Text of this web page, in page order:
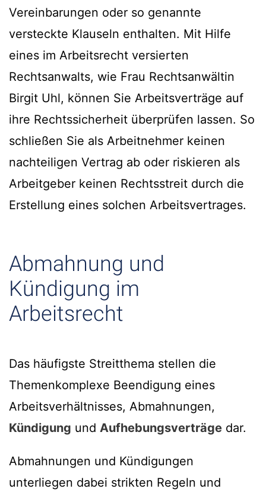
Vereinbarungen oder so genannte
versteckte Klauseln enthalten. Mit Hilfe
eines im Arbeitsrecht versierten
Rechtsanwalts, wie Frau Rechtsanwältin
Birgit Uhl, können Sie Arbeitsverträge auf
ihre Rechtssicherheit überprüfen lassen. So
schließen Sie als Arbeitnehmer keinen
nachteiligen Vertrag ab oder riskieren als
Arbeitgeber keinen Rechtsstreit durch die
Erstellung eines solchen Arbeitsvertrages.
Abmahnung und
Kündigung im
Arbeitsrecht
Das häufigste Streitthema stellen die
Themenkomplexe Beendigung eines
Arbeitsverhältnisses, Abmahnungen,
Kündigung und Aufhebungsverträge dar.
Abmahnungen und Kündigungen
unterliegen dabei strikten Regeln und